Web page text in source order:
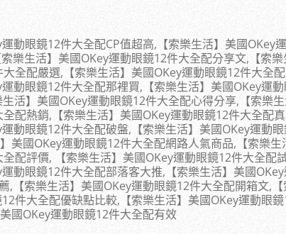
運動眼鏡12件大全配CP值超高,【索樂生活】美國OKey
樂生活】美國OKey運動眼鏡12件大全配分享文,【索樂
全配嚴選,【索樂生活】美國OKey運動眼鏡12件大全
運動眼鏡12件大全配那裡買,【索樂生活】美國OKey運
活】美國OKey運動眼鏡12件大全配心得分享,【索樂
配熱銷,【索樂生活】美國OKey運動眼鏡12件大全配
運動眼鏡12件大全配破盤,【索樂生活】美國OKey運動
美國OKey運動眼鏡12件大全配網路人氣商品,【索樂生
配評價, 【索樂生活】美國OKey運動眼鏡12件大全配
運動眼鏡12件大全配部落客大推,【索樂生活】美國
,【索樂生活】美國OKey運動眼鏡12件大全配開箱文,【
件大全配優缺點比較,【索樂生活】美國OKey運動眼
國OKey運動眼鏡12件大全配有效